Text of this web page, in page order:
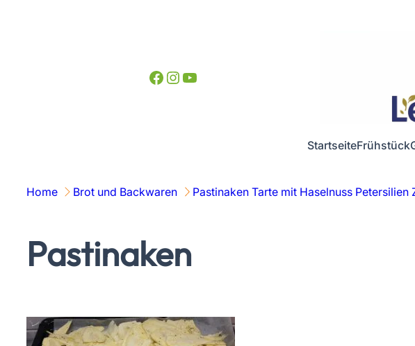
Facebook InstagramYouTube
StartseiteFrühstück
Home Brot und Backwaren Pastinaken Tarte mit Haselnuss Petersilien
Pastinaken